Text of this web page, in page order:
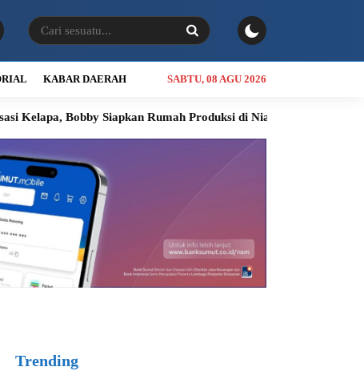
KABAR DAERAH SABTU, 08 AGU 2026
Siapkan Rumah Produksi di Nias Utara INALUM Siapkan
Trending